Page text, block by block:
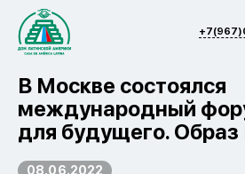
В Москве состоялся
международный
для будущего.
08.06.2022